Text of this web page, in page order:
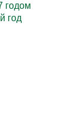
годом
год